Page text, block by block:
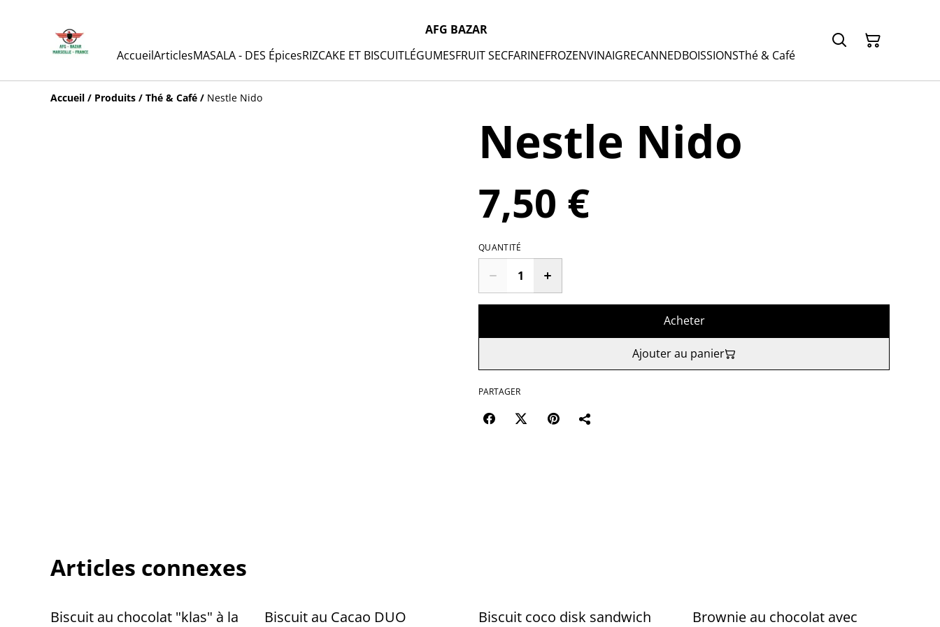
AFG BAZAR
AccueilArticlesMASALA - DES ÉpicesRIZCAKE ET BISCUITLÉGUMESFRUIT SECFARINEFROZENVINAIGRECANNEDBOISSIONSThé & Café
Accueil / Produits / Thé & Café / Nestle Nido
Nestle Nido
7,50 €
QUANTITÉ
Acheter
Ajouter au panier
PARTAGER
Articles connexes
Biscuit au chocolat "klas" à la
Biscuit au Cacao DUO
Biscuit coco disk sandwich
Brownie au chocolat avec